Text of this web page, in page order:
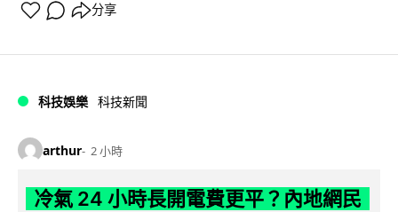
分享
科技娛樂 科技新聞
arthur 2 小時
冷氣 24 小時長開電費更平？內地網民